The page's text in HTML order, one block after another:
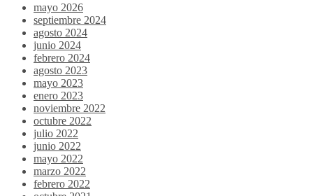
mayo 2026
septiembre 2024
agosto 2024
junio 2024
febrero 2024
agosto 2023
mayo 2023
enero 2023
noviembre 2022
octubre 2022
julio 2022
junio 2022
mayo 2022
marzo 2022
febrero 2022